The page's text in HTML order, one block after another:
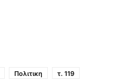
Πολιτικη τ. 119